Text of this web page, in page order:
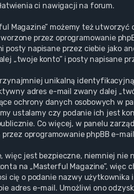
ci nawigacji na forum.
Magazine” możemy też
przez oprogramowanie
posty napisane przez ciebie jako
„twoje konto” i posty napisane
unikalną
adres e-mail zwany dalej
ochrony danych osobowych w
ustalamy czy podanie ich jest
Co więcej, w panelu
oprogramowanie phpBB e-
więc jest bezpieczne, niemniej
na „Masterful Magazine”, więc
cię o podanie nazwy
adres e-mail. Umożliwi ono